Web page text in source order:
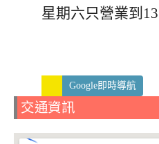
星期六只營業到
Google即時導航
交通資訊